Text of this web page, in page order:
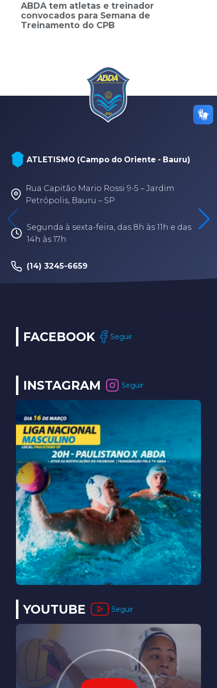
ABDA tem atletas e treinador
convocados para Semana de
Treinamento do CPB
ATLETISMO (Campo do Oriente - Bauru)
Rua Capitão Mario Rossi 9-5 – Jardim
Petrópolis, Bauru – SP
Segunda à sexta-feira, das 8h às 11h e das
14h às 17h
(14) 3245-6659
FACEBOOK Seguir
INSTAGRAM Seguir
YOUTUBE Seguir